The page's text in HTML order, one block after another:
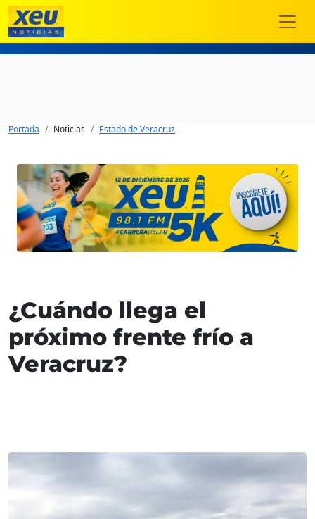
Portada Noticias Estado de Veracruz
¿Cuándo llega el
próximo frente frío a
Veracruz?